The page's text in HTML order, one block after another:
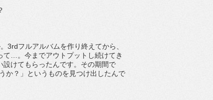
3rdフルアルバムを作り終えてから、
て…。今までアウトプットし続けてき
けてもらったんです。その期間で
か？」というものを見つけ出したんで